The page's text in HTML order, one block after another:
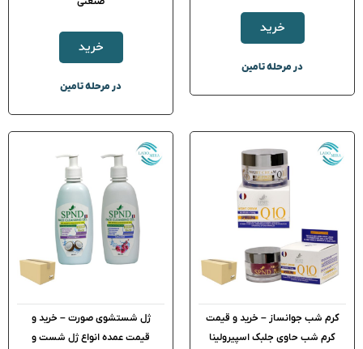
خرید
در مرحله تامین
خرید
در مرحله تامین
کرم شب جوانساز – خرید و قیمت
کرم شب حاوی جلبک اسپیرولینا
ژل شستشوی صورت – خرید و
قیمت عمده انواع ژل شست و